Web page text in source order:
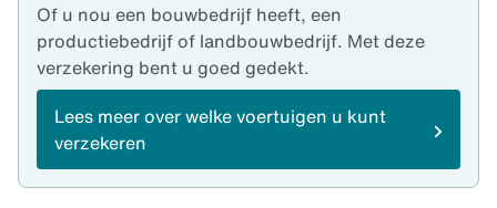
Of u nou een bouwbedrijf heeft, een
productiebedrijf of landbouwbedrijf. Met deze
verzekering bent u goed gedekt.
Lees meer over welke voertuigen u kunt
verzekeren